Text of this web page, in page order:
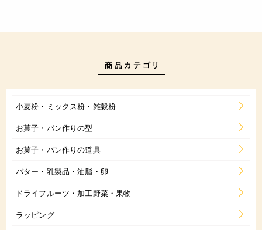
小麦粉・ミックス粉・雑穀粉
お菓子・パン作りの型
お菓子・パン作りの道具
バター・乳製品・油脂・卵
ドライフルーツ・加工野菜・果物
ラッピング